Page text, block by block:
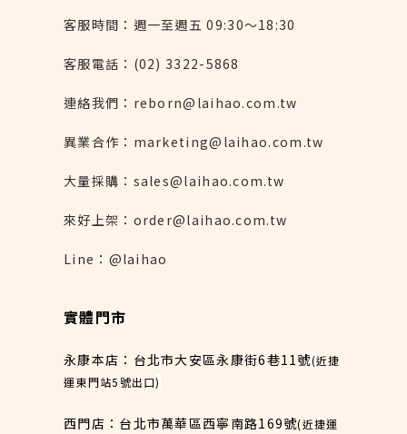
客服時間：週一至週五 09:30～18:30
客服電話：(02) 3322-5868
連絡我們：reborn@laihao.com.tw
異業合作：marketing@laihao.com.tw
大量採購：sales@laihao.com.tw
來好上架：order@laihao.com.tw
Line：@laihao
實體門市
永康本店：台北市大安區永康街6巷11號(近捷
運東門站5號出口)
西門店：台北市萬華區西寧南路169號(近捷運